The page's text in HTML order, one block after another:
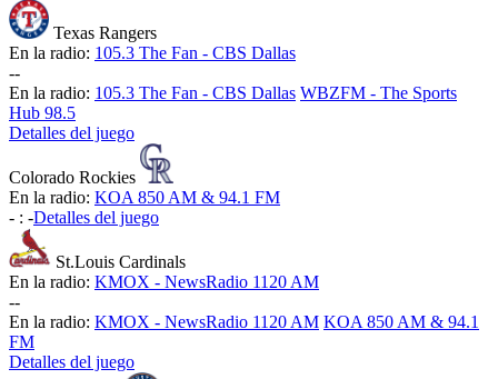
Texas Rangers
En la radio: 105.3 The Fan - CBS Dallas
--
En la radio: 105.3 The Fan - CBS Dallas WBZFM - The Sports
Hub 98.5
Detalles del juego
Colorado Rockies
En la radio: KOA 850 AM & 94.1 FM
- : -Detalles del juego
St.Louis Cardinals
En la radio: KMOX - NewsRadio 1120 AM
--
En la radio: KMOX - NewsRadio 1120 AM KOA 850 AM & 94.1
FM
Detalles del juego